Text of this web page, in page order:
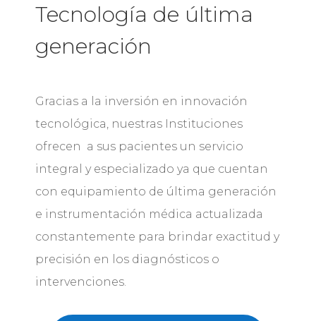
Tecnología de última
generación
Gracias a la inversión en innovación
tecnológica, nuestras Instituciones
ofrecen a sus pacientes un servicio
integral y especializado ya que cuentan
con equipamiento de última generación
e instrumentación médica actualizada
constantemente para brindar exactitud y
precisión en los diagnósticos o
intervenciones.